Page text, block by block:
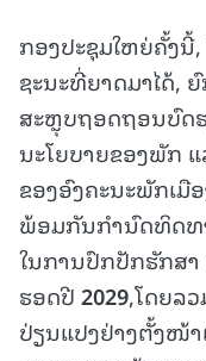
ກອງປະຊຸມໃຫຍ່ຄັ້ງນີ້
ຊະນະທີ່ຍາດມາໄດ້,
ສະຫຼຸບຖອດຖອນບົດ
ນະໂຍບາຍຂອງພັກ
ຂອງອົງຄະນະພັກເມືອ
ພ້ອມກັນກຳນົດທິດທ
ໃນການປົກປັກຮັກສ
ຮອດປີ 2029,ໂດຍລ
ປ່ຽນແປງຢ່າງຕັ້ງໜ້